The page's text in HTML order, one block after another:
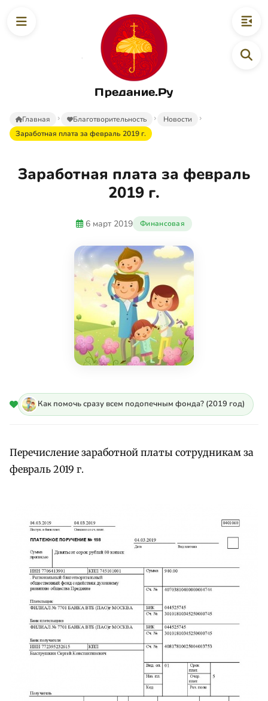
Предание.Ру
Главная Благотворительность
Новости
Заработная плата за февраль 2019 г.
Заработная плата за февраль
2019 г.
6 март 2019 Финансовая
Как помочь сразу всем подопечным фонда? (2019 год)
Перечисление заработной платы сотрудникам за
февраль 2019 г.